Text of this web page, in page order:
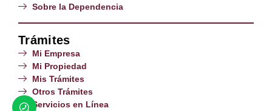
Sobre la Dependencia
Trámites
Mi Empresa
Mi Propiedad
Mis Trámites
Otros Trámites
Servicios en Línea